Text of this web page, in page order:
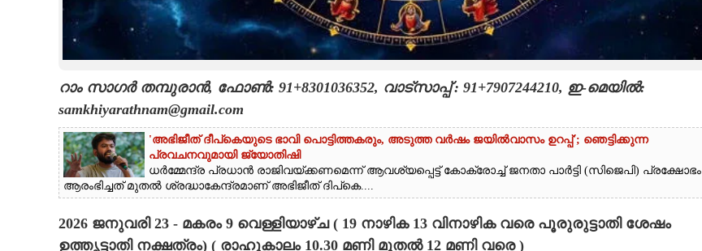
CARTOONS
LITERATURE
റാം സാഗർ തമ്പുരാൻ, ഫോൺ: 91+8301036352, വാട്സാപ്പ് : 91+7907244210, ഇ-മെയിൽ:
samkhiyarathnam@gmail.com
'അഭിജീത് ദീപ്‌കെയുടെ ഭാവി പൊട്ടിത്തകരും, അടുത്ത വർഷം ജയിൽവാസം ഉറപ്പ്'; ഞെട്ടിക്കുന്ന
പ്രവചനവുമായി ജ്യോതിഷി
ധർമ്മേന്ദ്ര പ്രധാൻ രാജിവയ്ക്കണമെന്ന് ആവശ്യപ്പെട്ട് കോക്രോച്ച് ജനതാ പാർട്ടി (സിജെപി) പ്രക്ഷോഭം
ആരംഭിച്ചത് മുതൽ ശ്രദ്ധാകേന്ദ്രമാണ് അഭിജീത് ദിപ്‌കെ....
2026 ജനുവരി 23 - മകരം 9 വെള്ളിയാഴ്ച ( 19 നാഴിക 13 വിനാഴിക വരെ പൂരുരുട്ടാതി ശേഷം
ഉത്തൃട്ടാതി നക്ഷത്രം) ( രാഹുകാലം 10.30 മണി മുതൽ 12 മണി വരെ )